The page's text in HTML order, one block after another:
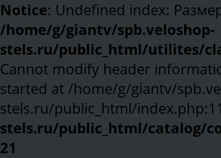
Notice: Undefined index:
/home/g/giantv/spb.veloshop-
stels.ru/public_html/utilites/
Cannot modify header
started at /home/g/giantv/
stels.ru/public_html/
stels.ru/public_html/catalog/
21